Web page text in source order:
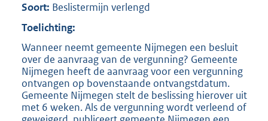
Soort: Beslistermijn verlengd
Toelichting:
Wanneer neemt gemeente Nijmegen een besluit
over de aanvraag van de vergunning? Gemeente
Nijmegen heeft de aanvraag voor een vergunning
ontvangen op bovenstaande ontvangstdatum.
Gemeente Nijmegen stelt de beslissing hierover uit
met 6 weken. Als de vergunning wordt verleend of